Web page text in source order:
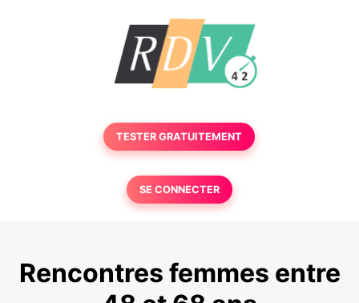
TESTER GRATUITEMENT
SE CONNECTER
Rencontres femmes entre